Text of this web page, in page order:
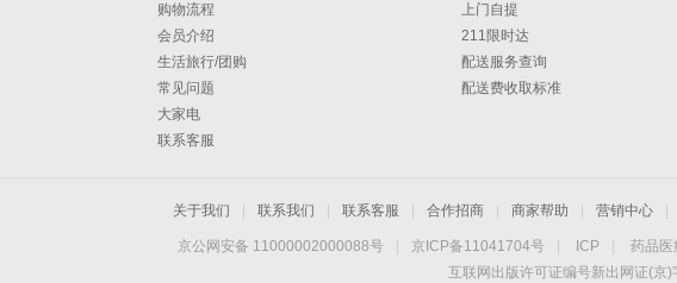
购物流程
会员介绍
生活旅行/团购
常见问题
大家电
联系客服
上门自提
211限时达
配送服务查询
配送费收取标准
关于我们 联系我们 联系客服 合作招商 商家帮助 营销中心
京公网安备 11000002000088号 京ICP备11041704号 ICP 药品医
互联网出版许可证编号新出网证(京)